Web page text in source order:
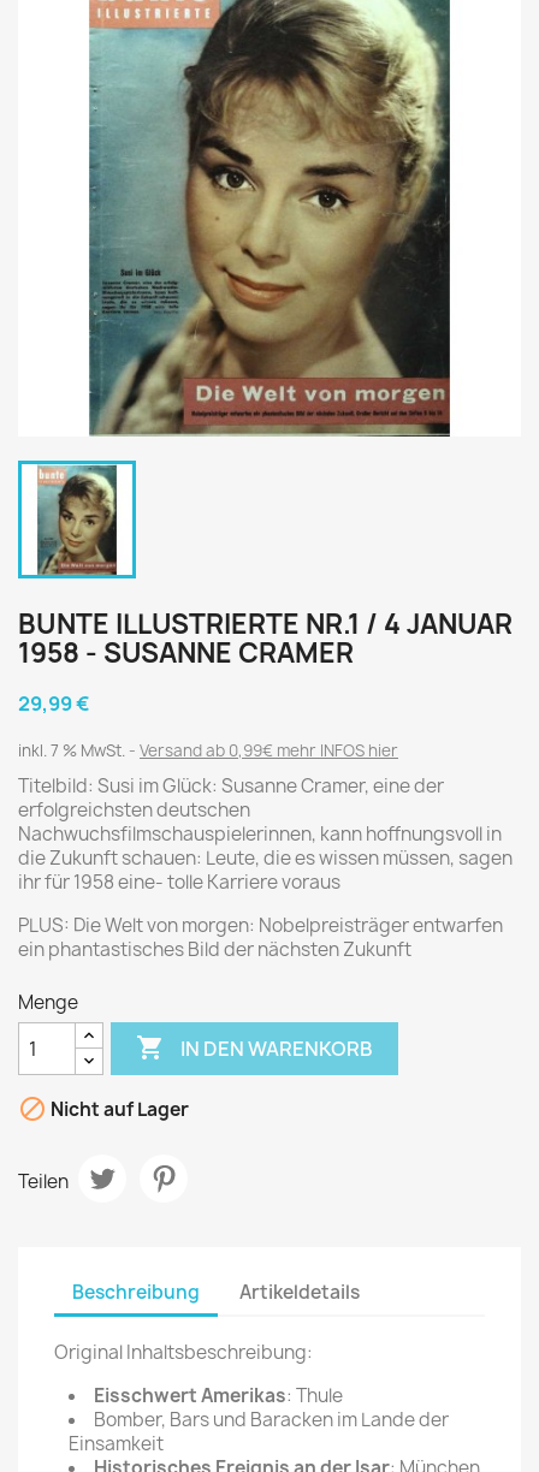
BUNTE ILLUSTRIERTE NR.1 / 4 JANUAR
1958 - SUSANNE CRAMER
29,99 €
inkl. 7 % MwSt. Versand ab 0,99€ mehr INFOS hier
Titelbild: Susi im Glück: Susanne Cramer, eine der
erfolgreichsten deutschen
Nachwuchsfilmschauspielerinnen, kann hoffnungsvoll in
die Zukunft schauen: Leute, die es wissen müssen, sagen
ihr für 1958 eine- tolle Karriere voraus
PLUS: Die Welt von morgen: Nobelpreisträger entwarfen
ein phantastisches Bild der nächsten Zukunft
Menge
 IN DEN WARENKORB
 Nicht auf Lager
Teilen
Beschreibung Artikeldetails
Original Inhaltsbeschreibung:
Eisschwert Amerikas: Thule
Bomber, Bars und Baracken im Lande der
Einsamkeit